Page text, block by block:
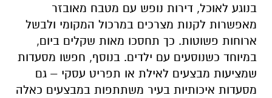
בנוגע לאוכל, דירות נופש עם מטבח מאובזר
מאפשרות לקנות מצרכים במרכול המקומי ולבשל
ארוחות פשוטות. כך תחסכו מאות שקלים ביום,
במיוחד כשנוסעים עם ילדים. בנוסף, חפשו מסעדות
שמציעות מבצעים לאילת או תפריט עסקי – גם
מסעדות איכותיות בעיר משתתפות במבצעים כאלה